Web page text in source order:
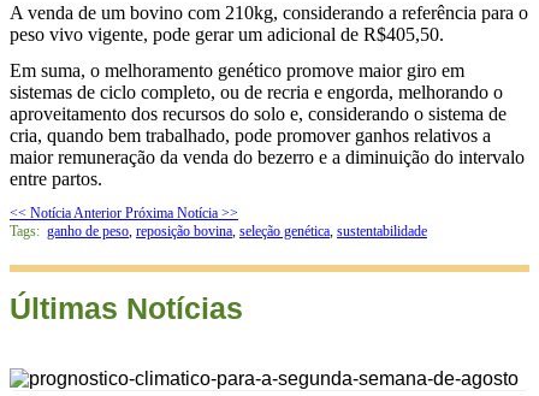
A venda de um bovino com 210kg, considerando a referência para o
peso vivo vigente, pode gerar um adicional de R$405,50.
Em suma, o melhoramento genético promove maior giro em
sistemas de ciclo completo, ou de recria e engorda, melhorando o
aproveitamento dos recursos do solo e, considerando o sistema de
cria, quando bem trabalhado, pode promover ganhos relativos a
maior remuneração da venda do bezerro e a diminuição do intervalo
entre partos.
<< Notícia Anterior Próxima Notícia >>
Tags: ganho de peso, reposição bovina, seleção genética, sustentabilidade
Últimas Notícias